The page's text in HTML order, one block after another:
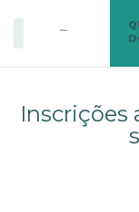
Inscrições